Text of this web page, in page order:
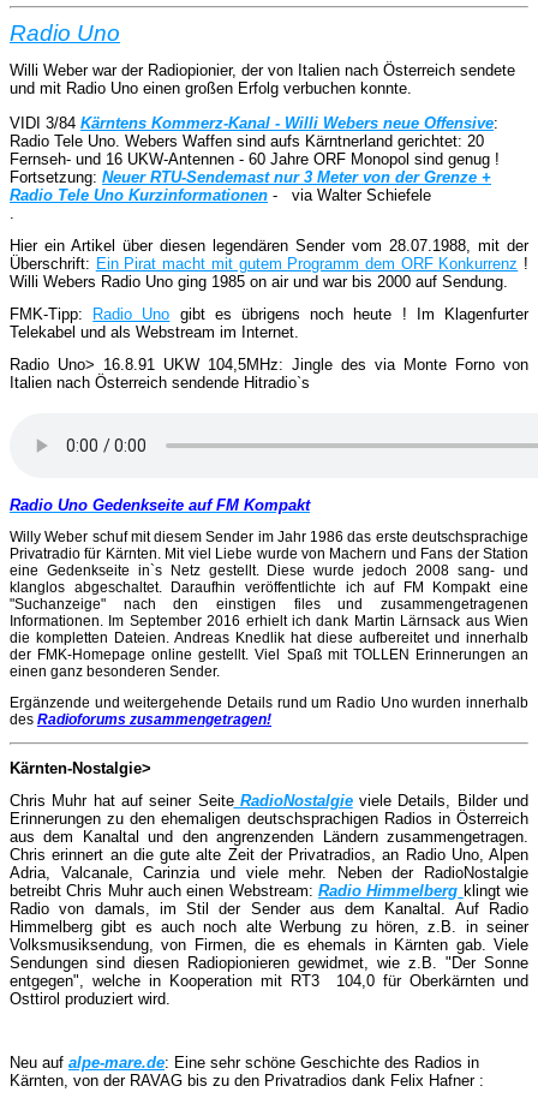
._,_.___
Radio Uno
Willi Weber war der Radiopionier, der von Italien nach Österreich sendete
und mit Radio Uno einen großen Erfolg verbuchen konnte.
VIDI 3/84 Kärntens Kommerz-Kanal - Willi Webers neue Offensive:
Radio Tele Uno. Webers Waffen sind aufs Kärntnerland gerichtet: 20
Fernseh- und 16 UKW-Antennen - 60 Jahre ORF Monopol sind genug !
Fortsetzung: Neuer RTU-Sendemast nur 3 Meter von der Grenze +
Radio Tele Uno Kurzinformationen - via Walter Schiefele
Hier ein Artikel über diesen legendären Sender vom 28.07.1988, mit der
Überschrift: Ein Pirat macht mit gutem Programm dem ORF Konkurrenz !
Willi Webers Radio Uno ging 1985 on air und war bis 2000 auf Sendung.
FMK-Tipp:
Radio Uno gibt es übrigens noch heute ! Im Klagenfurter
Telekabel und als Webstream im Internet.
Radio Uno> 16.8.91 UKW 104,5MHz: Jingle des via Monte Forno von
Italien nach Österreich sendende Hitradio`s
Radio Uno Gedenkseite auf FM Kompakt
Willy Weber schuf mit diesem Sender im Jahr 1986 das erste deutschsprachige
Privatradio für Kärnten. Mit viel Liebe wurde von Machern und Fans der Station
eine Gedenkseite in`s Netz gestellt. Diese wurde jedoch 2008 sang- und
klanglos abgeschaltet. Daraufhin veröffentlichte ich auf FM Kompakt eine
"Suchanzeige" nach den einstigen files und zusammengetragenen
Informationen. Im September 2016 erhielt ich dank Martin Lärnsack aus Wien
die kompletten Dateien. Andreas Knedlik hat diese aufbereitet und innerhalb
der FMK-Homepage online gestellt. Viel Spaß mit TOLLEN Erinnerungen an
einen ganz besonderen Sender.
Ergänzende und weitergehende Details rund um Radio Uno wurden innerhalb
des Radioforums zusammengetragen!
Kärnten-Nostalgie>
Chris Muhr hat auf seiner SeiteRadioNostalgieviele Details, Bilder und
Erinnerungen zu den ehemaligen deutschsprachigen Radios in Österreich
aus dem Kanaltal und den angrenzenden Ländern zusammengetragen.
Chris erinnert an die gute alte Zeit der Privatradios, an Radio Uno, Alpen
Adria, Valcanale, Carinzia und viele mehr. Neben der RadioNostalgie
betreibt Chris Muhr auch einen Webstream: Radio Himmelberg klingt wie
Radio von damals, im Stil der Sender aus dem Kanaltal. Auf Radio
Himmelberg gibt es auch noch alte Werbung zu hören, z.B. in seiner
Volksmusiksendung, von Firmen, die es ehemals in Kärnten gab. Viele
Sendungen sind diesen Radiopionieren gewidmet, wie z.B. "Der Sonne
entgegen", welche in Kooperation mit RT3 104,0 für Oberkärnten und
Osttirol produziert wird.
Neu auf alpe-mare.de: Eine sehr schöne Geschichte des Radios in
Kärnten, von der RAVAG bis zu den Privatradios dank Felix Hafner :